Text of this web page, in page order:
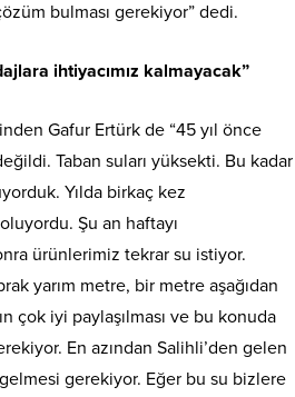
bulması gerekiyor” dedi.
ihtiyacımız kalmayacak”
Gafur Ertürk de “45 yıl önce
Taban suları yüksekti. Bu kadar
Yılda birkaç kez
Şu an haftayı
ürünlerimiz tekrar su istiyor.
yarım metre, bir metre aşağıdan
çok iyi paylaşılması ve bu konuda
En azından Salihli’den gelen
gerekiyor. Eğer bu su bizlere